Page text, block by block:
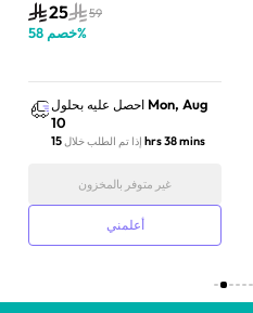
50985
25 59
خصم 58 %
احصل عليه بحلول Mon, Aug
10
إذا تم الطلب خلال 15 hrs 38 mins
غير متوفر بالمخزون
أعلمني